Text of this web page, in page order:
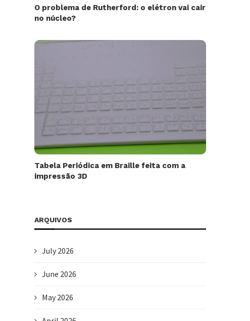
O problema de Rutherford: o elétron vai cair
no núcleo?
Tabela Periódica em Braille feita com a
impressão 3D
ARQUIVOS
July 2026
June 2026
May 2026